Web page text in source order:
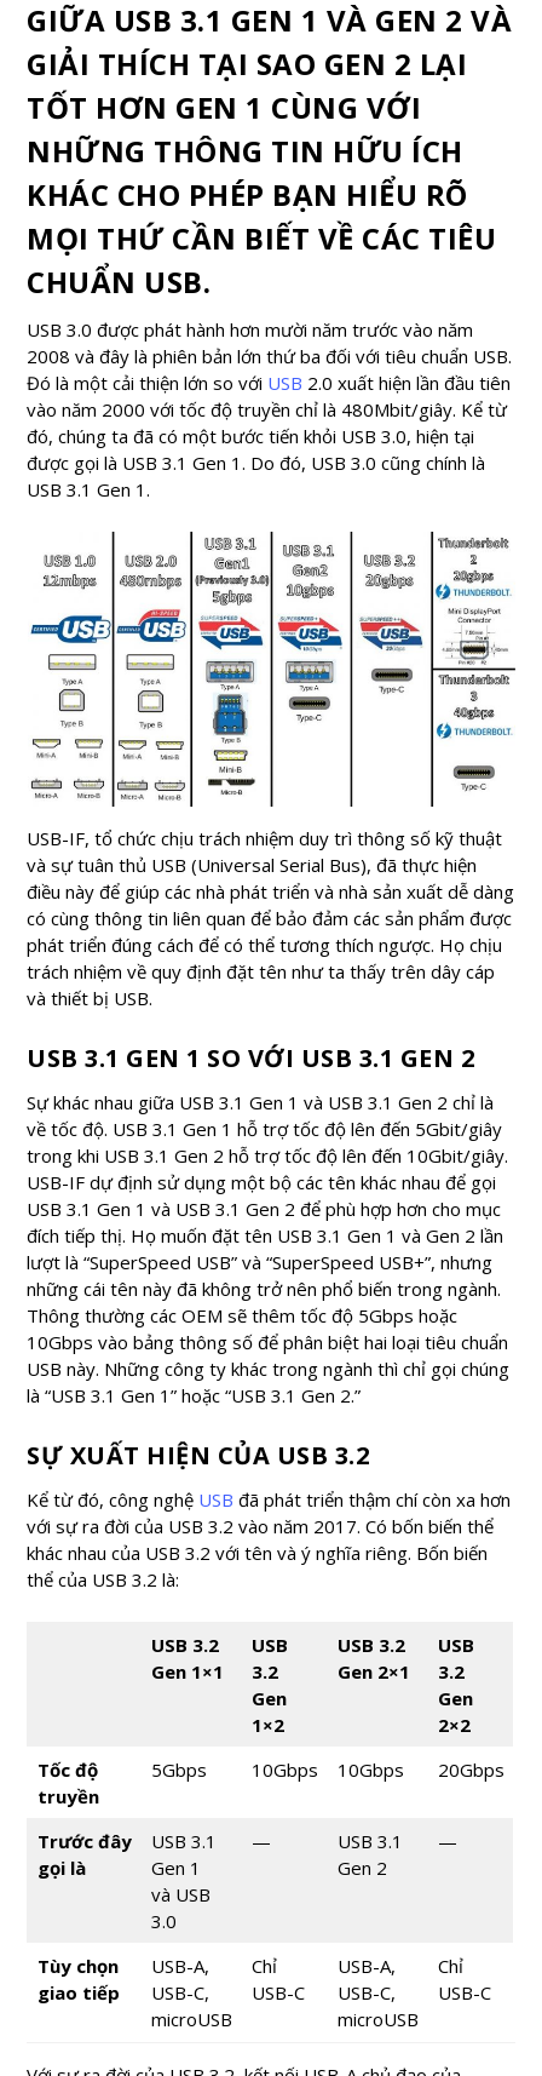
GIỮA USB 3.1 GEN 1 VÀ GEN 2 VÀ
GIẢI THÍCH TẠI SAO GEN 2 LẠI
TỐT HƠN GEN 1 CÙNG VỚI
NHỮNG THÔNG TIN HỮU ÍCH
KHÁC CHO PHÉP BẠN HIỂU RÕ
MỌI THỨ CẦN BIẾT VỀ CÁC TIÊU
CHUẨN USB.
USB 3.0 được phát hành hơn mười năm trước vào năm
2008 và đây là phiên bản lớn thứ ba đối với tiêu chuẩn USB.
Đó là một cải thiện lớn so với USB 2.0 xuất hiện lần đầu tiên
vào năm 2000 với tốc độ truyền chỉ là 480Mbit/giây. Kể từ
đó, chúng ta đã có một bước tiến khỏi USB 3.0, hiện tại
được gọi là USB 3.1 Gen 1. Do đó, USB 3.0 cũng chính là
USB 3.1 Gen 1.
USB-IF, tổ chức chịu trách nhiệm duy trì thông số kỹ thuật
và sự tuân thủ USB (Universal Serial Bus), đã thực hiện
điều này để giúp các nhà phát triển và nhà sản xuất dễ dàng
có cùng thông tin liên quan để bảo đảm các sản phẩm được
phát triển đúng cách để có thể tương thích ngược. Họ chịu
trách nhiệm về quy định đặt tên như ta thấy trên dây cáp
và thiết bị USB.
USB 3.1 GEN 1 SO VỚI USB 3.1 GEN 2
Sự khác nhau giữa USB 3.1 Gen 1 và USB 3.1 Gen 2 chỉ là
về tốc độ. USB 3.1 Gen 1 hỗ trợ tốc độ lên đến 5Gbit/giây
trong khi USB 3.1 Gen 2 hỗ trợ tốc độ lên đến 10Gbit/giây.
USB-IF dự định sử dụng một bộ các tên khác nhau để gọi
USB 3.1 Gen 1 và USB 3.1 Gen 2 để phù hợp hơn cho mục
đích tiếp thị. Họ muốn đặt tên USB 3.1 Gen 1 và Gen 2 lần
lượt là “SuperSpeed USB” và “SuperSpeed USB+”, nhưng
những cái tên này đã không trở nên phổ biến trong ngành.
Thông thường các OEM sẽ thêm tốc độ 5Gbps hoặc
10Gbps vào bảng thông số để phân biệt hai loại tiêu chuẩn
USB này. Những công ty khác trong ngành thì chỉ gọi chúng
là “USB 3.1 Gen 1” hoặc “USB 3.1 Gen 2.”
SỰ XUẤT HIỆN CỦA USB 3.2
Kể từ đó, công nghệ USB đã phát triển thậm chí còn xa hơn
với sự ra đời của USB 3.2 vào năm 2017. Có bốn biến thể
khác nhau của USB 3.2 với tên và ý nghĩa riêng. Bốn biến
thể của USB 3.2 là:
USB 3.2
Gen 1×1
USB
3.2
Gen
1×2
USB 3.2
Gen 2×1
USB
3.2
Gen
2×2
Tốc độ
truyền
5Gbps 10Gbps 10Gbps 20Gbps
Trước đây
gọi là
USB 3.1
Gen 1
và USB
3.0
—
USB 3.1
Gen 2
—
Tùy chọn
giao tiếp
USB-A,
USB-C,
microUSB
Chỉ
USB-C
USB-A,
USB-C,
microUSB
Chỉ
USB-C